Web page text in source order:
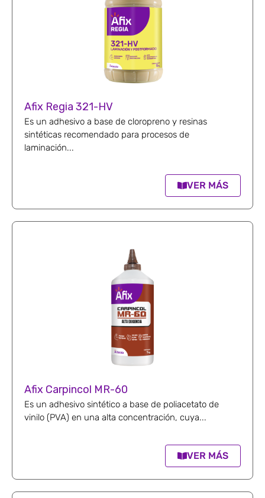
Afix Regia 321-HV
Es un adhesivo a base de cloropreno y resinas
sintéticas recomendado para procesos de
laminación...
VER MÁS
Afix Carpincol MR-60
Es un adhesivo sintético a base de poliacetato de
vinilo (PVA) en una alta concentración, cuya...
VER MÁS